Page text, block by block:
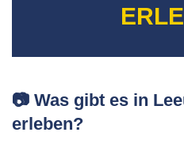
📷 Was gibt es in
erleben?